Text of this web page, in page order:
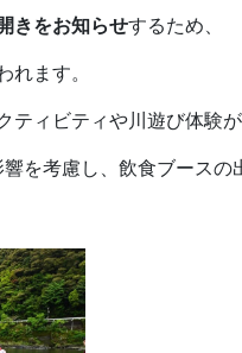
きをお知らせするため、
ます。
ティビティや川遊び体験
を考慮し、飲食ブースの